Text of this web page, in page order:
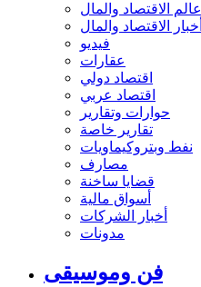
عالم الاقتصاد والمال
أخبار الاقتصاد والمال
فيديو
عقارات
اقتصاد دولي
اقتصاد عربي
حوارات وتقارير
تقارير خاصة
نفط وبتروكيماويات
مصارف
قضايا ساخنة
أسواق مالية
أخبار الشركات
مدونات
فن وموسيقى